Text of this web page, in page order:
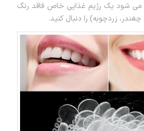
می شود یک رژیم غذایی خاص فاقد رنگ
زردچوبه) را دنبال کنید.